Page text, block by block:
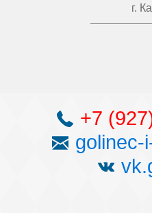
г.
+7
golinec-